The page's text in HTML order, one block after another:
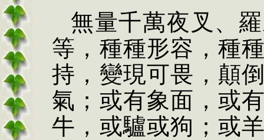
無量千萬夜叉、
等，種種形容，種
持，變現可畏，顛
氣；或有象面，或
牛，或驢或狗；或